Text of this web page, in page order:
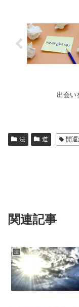
出会い
法 道 開
関連記事
法